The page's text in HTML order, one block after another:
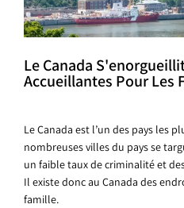
Le Canada
Accueillantes Pour Les
Le Canada est l’un des pays les
nombreuses villes du pays se
un faible taux de criminalité et
Il existe donc au Canada des
famille.